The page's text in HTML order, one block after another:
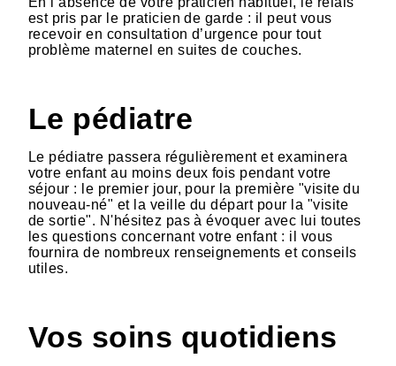
est pris par le praticien de garde : il peut vous
recevoir en consultation d’urgence pour tout
problème maternel en suites de couches.
Le pédiatre
Le pédiatre passera régulièrement et examinera
votre enfant au moins deux fois pendant votre
séjour : le premier jour, pour la première "visite du
nouveau-né" et la veille du départ pour la "visite
de sortie". N'hésitez pas à évoquer avec lui toutes
les questions concernant votre enfant : il vous
fournira de nombreux renseignements et conseils
utiles.
Vos soins quotidiens